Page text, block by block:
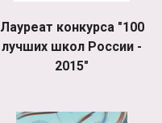
Лауреат конкурса "100
лучших школ России -
2015"